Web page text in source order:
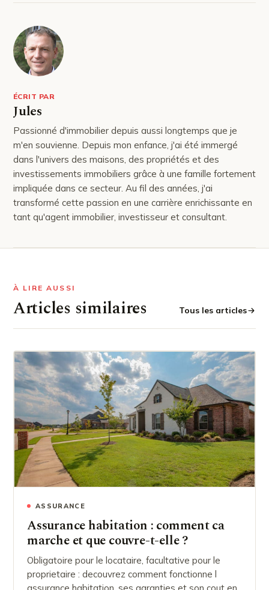
ÉCRIT PAR
Jules
Passionné d'immobilier depuis aussi longtemps que je
m'en souvienne. Depuis mon enfance, j'ai été immergé
dans l'univers des maisons, des propriétés et des
investissements immobiliers grâce à une famille fortement
impliquée dans ce secteur. Au fil des années, j'ai
transformé cette passion en une carrière enrichissante en
tant qu'agent immobilier, investisseur et consultant.
À LIRE AUSSI
Articles similaires Tous les articles
ASSURANCE
Assurance habitation : comment ca
marche et que couvre-t-elle ?
Obligatoire pour le locataire, facultative pour le
proprietaire : decouvrez comment fonctionne l